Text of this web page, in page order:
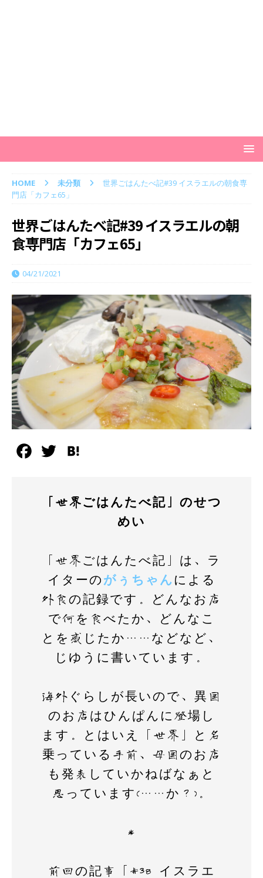
HOME 未分類
世界ごはんたべ記#39 イスラエルの朝食専
門店「カフェ65」
世界ごはんたべ記#39 イスラエルの朝
食専門店「カフェ65」
04/21/2021
e
「世界ごはんたべ記」のせつ
めい
「世界ごはんたべ記」は、ラ
イターの がぅちゃん による
外食の記録です。どんなお店
で何を食べたか、どんなこ
とを感じたか……などなど、
じゆうに書いています。
海外ぐらしが長いので、異国
のお店はひんぱんに登場し
ます。とはいえ「世界」と名
乗っている手前、母国のお店
も発表していかねばなぁと
思っています(……か？)。
＊
前回の記事「#38 イスラエ